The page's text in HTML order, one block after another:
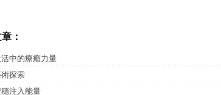
：
中的療癒力量
探索
注入能量